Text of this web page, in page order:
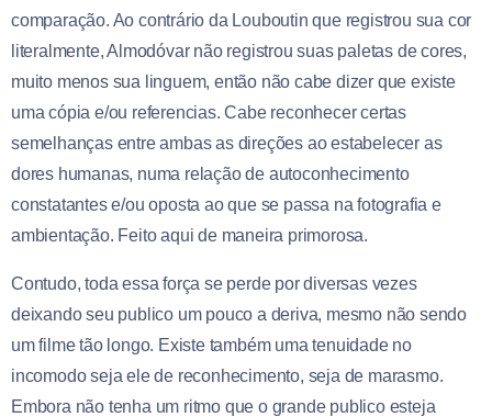
comparação. Ao contrário da Louboutin que registrou sua cor
literalmente, Almodóvar não registrou suas paletas de cores,
muito menos sua linguem, então não cabe dizer que existe
uma cópia e/ou referencias. Cabe reconhecer certas
semelhanças entre ambas as direções ao estabelecer as
dores humanas, numa relação de autoconhecimento
constatantes e/ou oposta ao que se passa na fotografia e
ambientação. Feito aqui de maneira primorosa.
Contudo, toda essa força se perde por diversas vezes
deixando seu publico um pouco a deriva, mesmo não sendo
um filme tão longo. Existe também uma tenuidade no
incomodo seja ele de reconhecimento, seja de marasmo.
Embora não tenha um ritmo que o grande publico esteja